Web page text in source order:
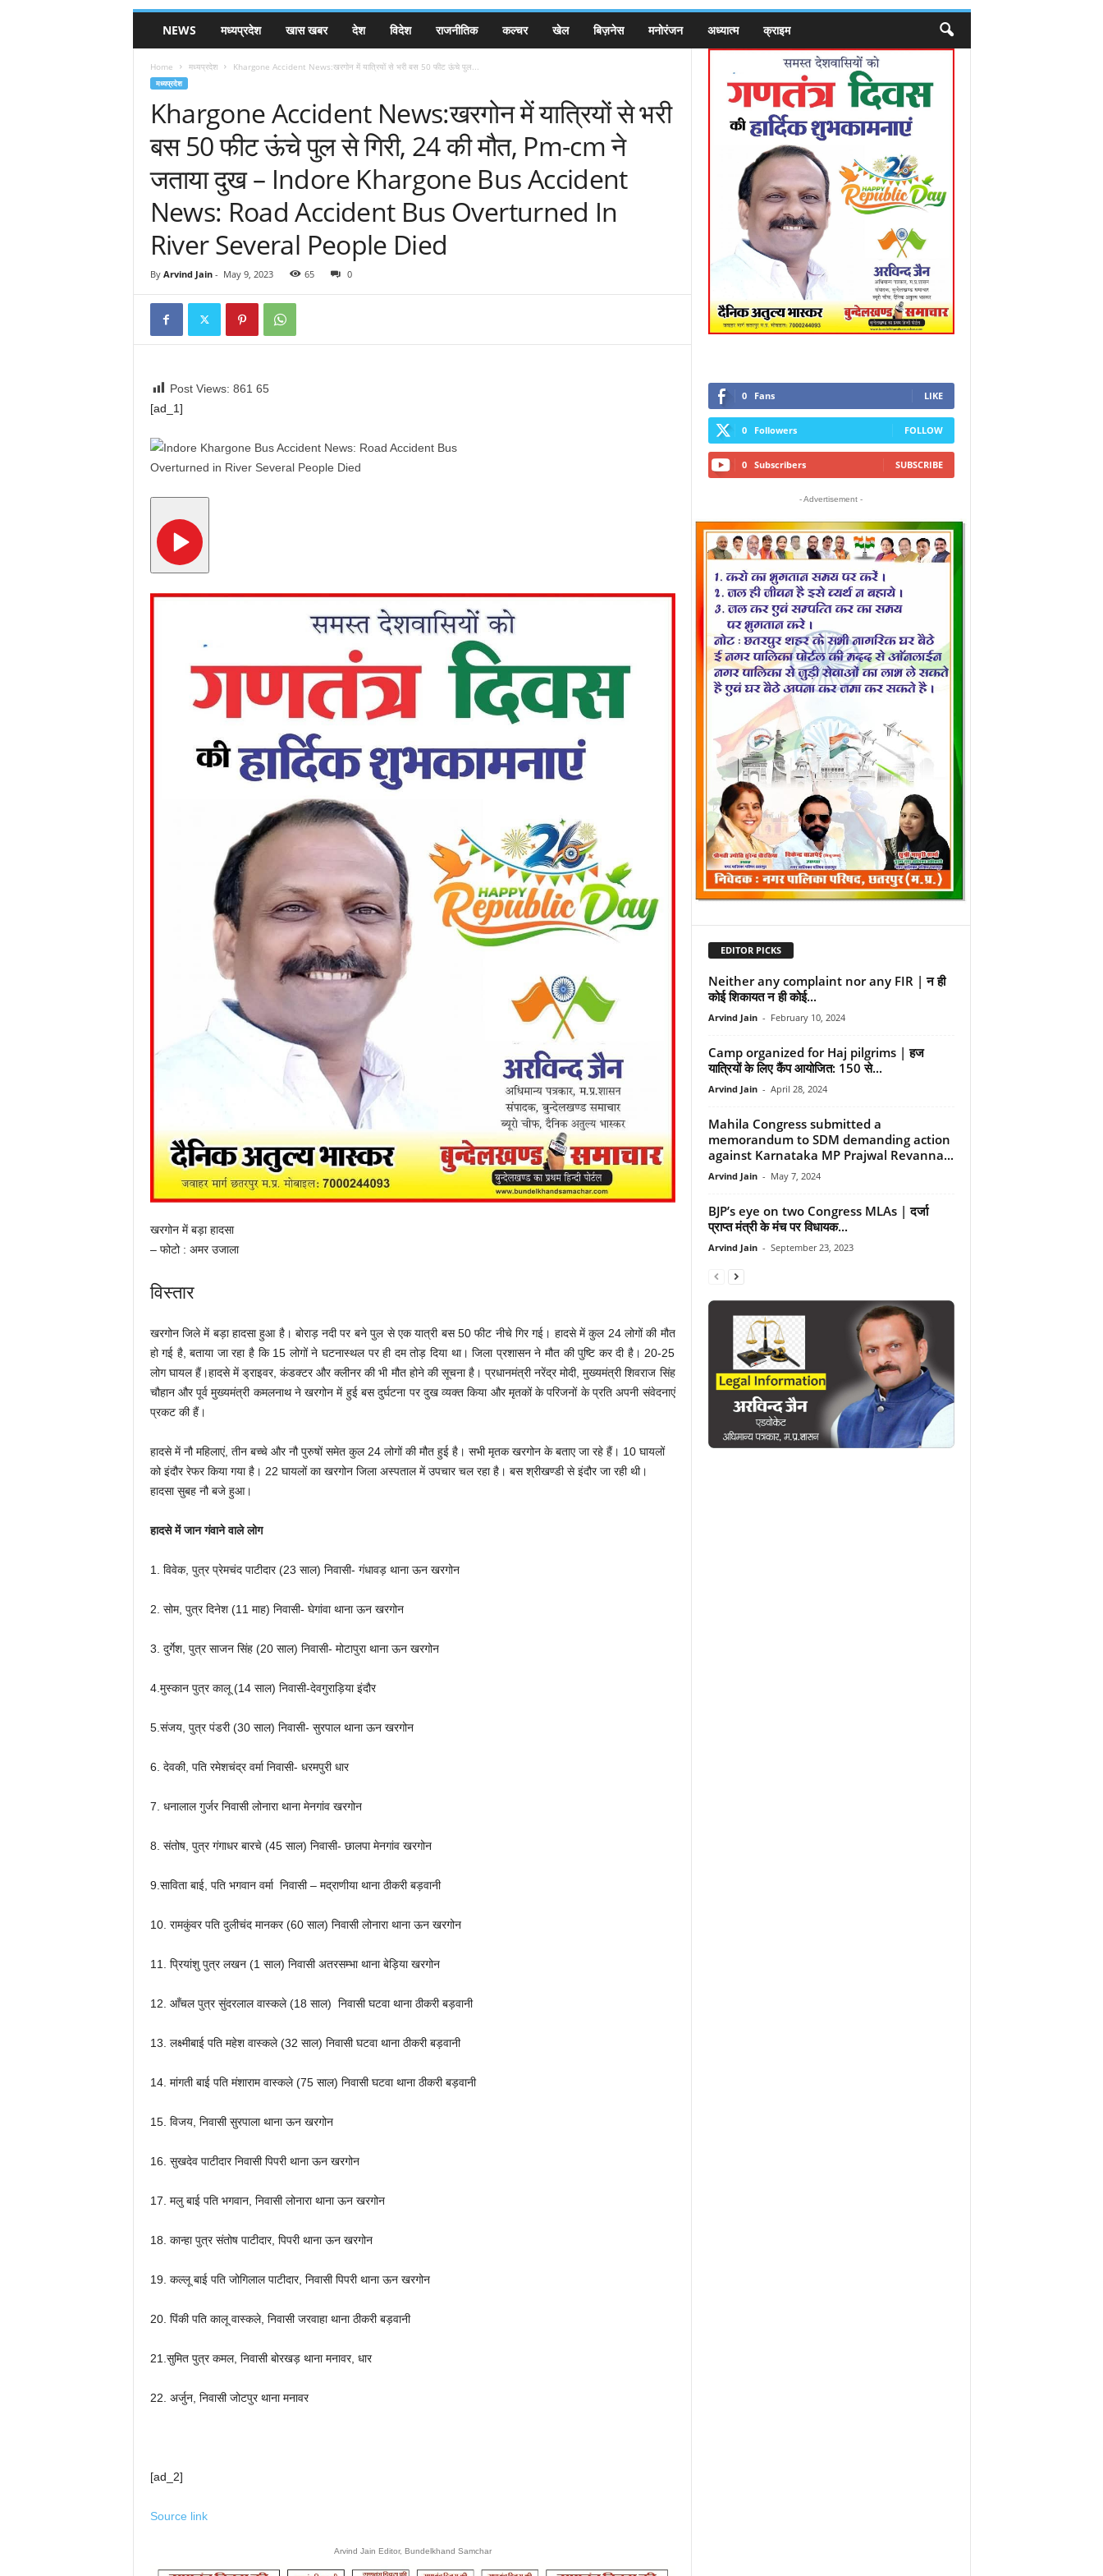
NEWS मध्यप्रदेश खास खबर देश विदेश राजनीतिक कल्चर खेल बिज़नेस मनोरंजन अध्यात्म क्राइम
Home मध्यप्रदेश Khargone Accident News:खरगोन में यात्रियों से भरी बस 50 फीट ऊंचे पुल...
मध्यप्रदेश
Khargone Accident News:खरगोन में यात्रियों से भरी
बस 50 फीट ऊंचे पुल से गिरी, 24 की मौत, Pm-cm ने
जताया दुख – Indore Khargone Bus Accident
News: Road Accident Bus Overturned In
River Several People Died
By Arvind Jain- May 9, 2023 65 0
Post Views: 861 65
[ad_1]
खरगोन में बड़ा हादसा
– फोटो : अमर उजाला
विस्तार
खरगोन जिले में बड़ा हादसा हुआ है। बोराड़ नदी पर बने पुल से एक यात्री बस 50 फीट नीचे गिर गई। हादसे में कुल 24 लोगों की मौत
हो गई है, बताया जा रहा है कि 15 लोगों ने घटनास्थल पर ही दम तोड़ दिया था। जिला प्रशासन ने मौत की पुष्टि कर दी है। 20-25
लोग घायल हैं।हादसे में ड्राइवर, कंडक्टर और क्लीनर की भी मौत होने की सूचना है। प्रधानमंत्री नरेंद्र मोदी, मुख्यमंत्री शिवराज सिंह
चौहान और पूर्व मुख्यमंत्री कमलनाथ ने खरगोन में हुई बस दुर्घटना पर दुख व्यक्त किया और मृतकों के परिजनों के प्रति अपनी संवेदनाएं
प्रकट की हैं।
हादसे में नौ महिलाएं, तीन बच्चे और नौ पुरुषों समेत कुल 24 लोगों की मौत हुई है। सभी मृतक खरगोन के बताए जा रहे हैं। 10 घायलों
को इंदौर रेफर किया गया है। 22 घायलों का खरगोन जिला अस्पताल में उपचार चल रहा है। बस श्रीखण्डी से इंदौर जा रही थी।
हादसा सुबह नौ बजे हुआ।
हादसे में जान गंवाने वाले लोग
1. विवेक, पुत्र प्रेमचंद पाटीदार (23 साल) निवासी- गंधावड़ थाना ऊन खरगोन
2. सोम, पुत्र दिनेश (11 माह) निवासी- घेगांवा थाना ऊन खरगोन
3. दुर्गेश, पुत्र साजन सिंह (20 साल) निवासी- मोटापुरा थाना ऊन खरगोन
4.मुस्कान पुत्र कालू (14 साल) निवासी-देवगुराड़िया इंदौर
5.संजय, पुत्र पंडरी (30 साल) निवासी- सुरपाल थाना ऊन खरगोन
6. देवकी, पति रमेशचंद्र वर्मा निवासी- धरमपुरी धार
7. धनालाल गुर्जर निवासी लोनारा थाना मेनगांव खरगोन
8. संतोष, पुत्र गंगाधर बारचे (45 साल) निवासी- छालपा मेनगांव खरगोन
9.साविता बाई, पति भगवान वर्मा निवासी – मद्राणीया थाना ठीकरी बड़वानी
10. रामकुंवर पति दुलीचंद मानकर (60 साल) निवासी लोनारा थाना ऊन खरगोन
11. प्रियांशु पुत्र लखन (1 साल) निवासी अतरसम्भा थाना बेड़िया खरगोन
12. आँचल पुत्र सुंदरलाल वास्कले (18 साल) निवासी घटवा थाना ठीकरी बड़वानी
13. लक्ष्मीबाई पति महेश वास्कले (32 साल) निवासी घटवा थाना ठीकरी बड़वानी
14. मांगती बाई पति मंशाराम वास्कले (75 साल) निवासी घटवा थाना ठीकरी बड़वानी
15. विजय, निवासी सुरपाला थाना ऊन खरगोन
16. सुखदेव पाटीदार निवासी पिपरी थाना ऊन खरगोन
17. मलु बाई पति भगवान, निवासी लोनारा थाना ऊन खरगोन
18. कान्हा पुत्र संतोष पाटीदार, पिपरी थाना ऊन खरगोन
19. कल्लू बाई पति जोगिलाल पाटीदार, निवासी पिपरी थाना ऊन खरगोन
20. पिंकी पति कालू वास्कले, निवासी जरवाहा थाना ठीकरी बड़वानी
21.सुमित पुत्र कमल, निवासी बोरखड़ थाना मनावर, धार
22. अर्जुन, निवासी जोटपुर थाना मनावर
[ad_2]
Source link
Arvind Jain Editor, Bundelkhand Samchar
0 Fans LIKE
0 Followers FOLLOW
0 Subscribers SUBSCRIBE
- Advertisement -
EDITOR PICKS
Neither any complaint nor any FIR | न ही
कोई शिकायत न ही कोई...
Arvind Jain - February 10, 2024
Camp organized for Haj pilgrims | हज
यात्रियों के लिए कैंप आयोजित: 150 से...
Arvind Jain - April 28, 2024
Mahila Congress submitted a
memorandum to SDM demanding action
against Karnataka MP Prajwal Revanna...
Arvind Jain - May 7, 2024
BJP’s eye on two Congress MLAs | दर्जा
प्राप्त मंत्री के मंच पर विधायक...
Arvind Jain - September 23, 2023